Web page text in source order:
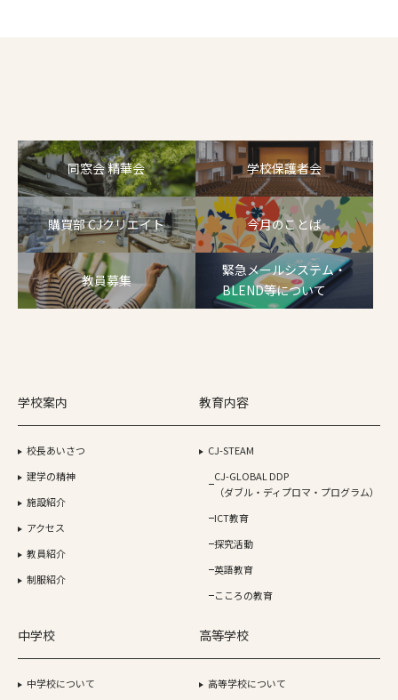
同窓会 精華会 学校保護者会
購買部 CJクリエイト 今月のことば
教員募集
緊急メールシステム・
BLEND等について
学校案内
校長あいさつ
建学の精神
施設紹介
アクセス
教員紹介
制服紹介
教育内容
CJ-STEAM
CJ-GLOBAL DDP
（ダブル・ディプロマ・プログラム）
ICT教育
探究活動
英語教育
こころの教育
中学校
中学校について
高等学校
高等学校について